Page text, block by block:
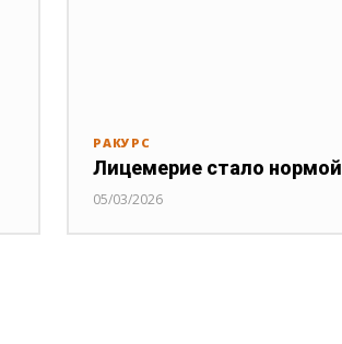
РАКУРС
Лицемерие стало нормой
05/03/2026